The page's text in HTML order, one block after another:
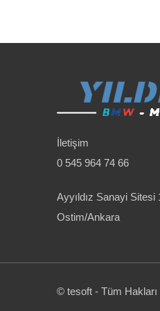
İletişim
0 545 964 74 66
Ayyıldız Sanayi
Ostim/Ankara
© tesoft - Tüm Hakları